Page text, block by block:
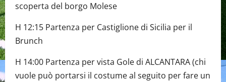
scoperta del borgo Molese
H 12:15 Partenza per Castiglione di Sicilia per il
Brunch
H 14:00 Partenza per vista Gole di ALCANTARA (chi
vuole può portarsi il costume al seguito per fare un